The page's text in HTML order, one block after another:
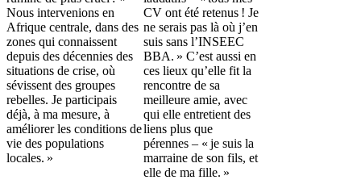
Nous intervenions en
Afrique centrale, dans des
zones qui connaissent
depuis des décennies des
situations de crise, où
sévissent des groupes
rebelles. Je participais
déjà, à ma mesure, à
améliorer les conditions de
vie des populations
locales. »
CV ont été retenus ! Je
ne serais pas là où j’en
suis sans l’INSEEC
BBA. » C’est aussi en
ces lieux qu’elle fit la
rencontre de sa
meilleure amie, avec
qui elle entretient des
liens plus que
pérennes – « je suis la
marraine de son fils, et
elle de ma fille. »